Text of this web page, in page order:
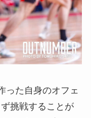
った自身のオフェ
挑戦することが